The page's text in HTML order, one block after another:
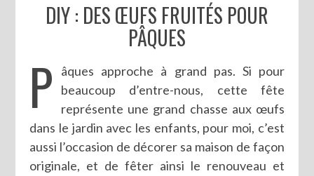
DIY : DES ŒUFS FRUITÉS POUR
PÂQUES
P
âques approche à grand pas. Si pour
beaucoup d’entre-nous, cette fête
représente une grand chasse aux œufs
dans le jardin avec les enfants, pour moi, c’est
aussi l’occasion de décorer sa maison de façon
originale, et de fêter ainsi le renouveau et